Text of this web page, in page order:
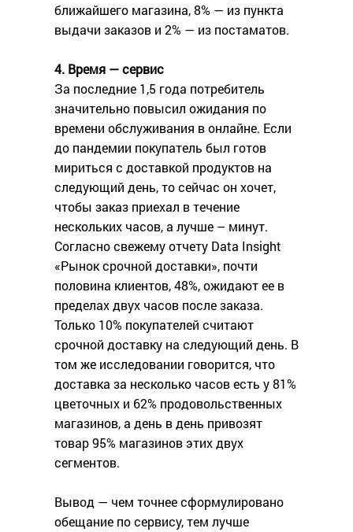
ближайшего магазина, 8% — из пункта
выдачи заказов и 2% — из постаматов.
4. Время — сервис
За последние 1,5 года потребитель
значительно повысил ожидания по
времени обслуживания в онлайне. Если
до пандемии покупатель был готов
мириться с доставкой продуктов на
следующий день, то сейчас он хочет,
чтобы заказ приехал в течение
нескольких часов, а лучше – минут.
Согласно свежему отчету Data Insight
«Рынок срочной доставки», почти
половина клиентов, 48%, ожидают ее в
пределах двух часов после заказа.
Только 10% покупателей считают
срочной доставку на следующий день. В
том же исследовании говорится, что
доставка за несколько часов есть у 81%
цветочных и 62% продовольственных
магазинов, а день в день привозят
товар 95% магазинов этих двух
сегментов.
Вывод — чем точнее сформулировано
обещание по сервису, тем лучше